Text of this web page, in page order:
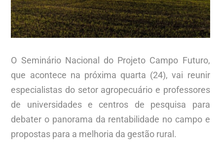
O Seminário Nacional do Projeto Campo Futuro,
que acontece na próxima quarta (24), vai reunir
especialistas do setor agropecuário e professores
de universidades e centros de pesquisa para
debater o panorama da rentabilidade no campo e
propostas para a melhoria da gestão rural.